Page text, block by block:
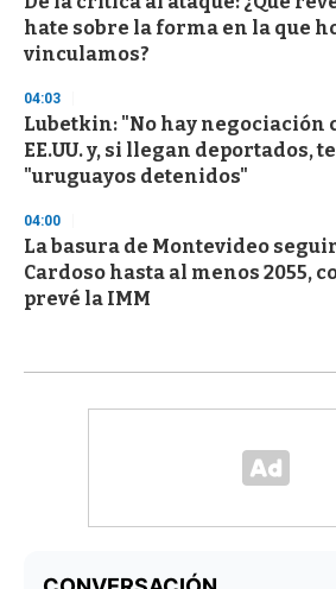
hate sobre la forma en la que
vinculamos?
04:03
Lubetkin: "No hay negociación
EE.UU. y, si llegan
"uruguayos detenidos"
04:00
La basura de Montevideo
Cardoso hasta al menos 2055,
prevé la IMM